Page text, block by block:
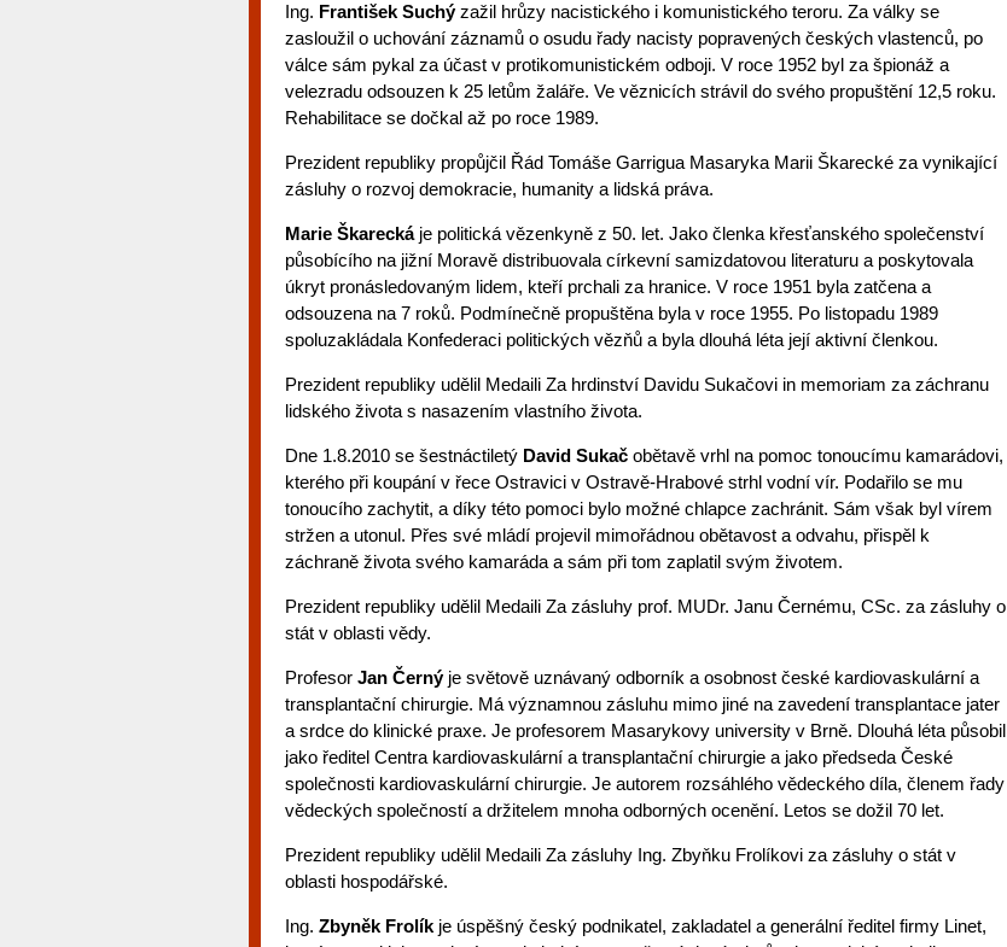
Ing. František Suchýzažil hrůzy nacistického i komunistického teroru. Za války se
zasloužil o uchování záznamů o osudu řady nacisty popravených českých vlastenců, po
válce sám pykal za účast v protikomunistickém odboji. V roce 1952 byl za špionáž a
velezradu odsouzen k 25 letům žaláře. Ve věznicích strávil do svého propuštění 12,5 roku.
Rehabilitace se dočkal až po roce 1989.
Prezident republiky propůjčil Řád Tomáše Garrigua Masaryka Marii Škarecké za vynikající
zásluhy o rozvoj demokracie, humanity a lidská práva.
Marie Škareckáje politická vězenkyně z 50. let. Jako členka křesťanského společenství
působícího na jižní Moravě distribuovala církevní samizdatovou literaturu a poskytovala
úkryt pronásledovaným lidem, kteří prchali za hranice. V roce 1951 byla zatčena a
odsouzena na 7 roků. Podmínečně propuštěna byla v roce 1955. Po listopadu 1989
spoluzakládala Konfederaci politických vězňů a byla dlouhá léta její aktivní členkou.
Prezident republiky udělil Medaili Za hrdinství Davidu Sukačovi in memoriam za záchranu
lidského života s nasazením vlastního života.
Dne 1.8.2010 se šestnáctiletý David Sukač obětavě vrhl na pomoc tonoucímu kamarádovi,
kterého při koupání v řece Ostravici v Ostravě-Hrabové strhl vodní vír. Podařilo se mu
tonoucího zachytit, a díky této pomoci bylo možné chlapce zachránit. Sám však byl vírem
stržen a utonul. Přes své mládí projevil mimořádnou obětavost a odvahu, přispěl k
záchraně života svého kamaráda a sám při tom zaplatil svým životem.
Prezident republiky udělil Medaili Za zásluhy prof. MUDr. Janu Černému, CSc. za zásluhy o
stát v oblasti vědy.
Profesor Jan Černýje světově uznávaný odborník a osobnost české kardiovaskulární a
transplantační chirurgie. Má významnou zásluhu mimo jiné na zavedení transplantace jater
a srdce do klinické praxe. Je profesorem Masarykovy university v Brně. Dlouhá léta působil
jako ředitel Centra kardiovaskulární a transplantační chirurgie a jako předseda České
společnosti kardiovaskulární chirurgie. Je autorem rozsáhlého vědeckého díla, členem řady
vědeckých společností a držitelem mnoha odborných ocenění. Letos se dožil 70 let.
Prezident republiky udělil Medaili Za zásluhy Ing. Zbyňku Frolíkovi za zásluhy o stát v
oblasti hospodářské.
Ing. Zbyněk Frolík je úspěšný český podnikatel, zakladatel a generální ředitel firmy Linet,